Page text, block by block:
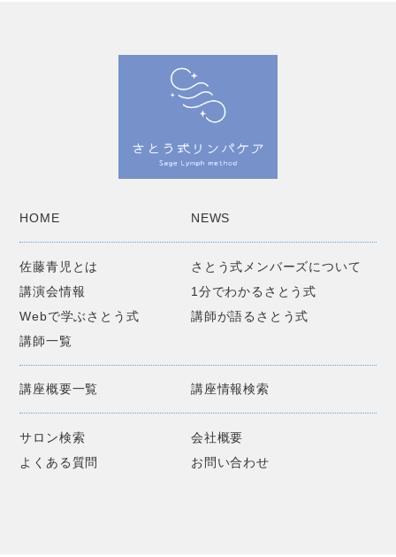
HOME NEWS
佐藤青児とは
さとう式メンバーズについて
講演会情報
1分でわかるさとう式
Webで学ぶさとう式
講師が語るさとう式
講師一覧
講座概要一覧 講座情報検索
サロン検索
会社概要
よくある質問
お問い合わせ